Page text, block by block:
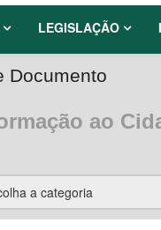
LEGISLAÇÃO
Documento
ao